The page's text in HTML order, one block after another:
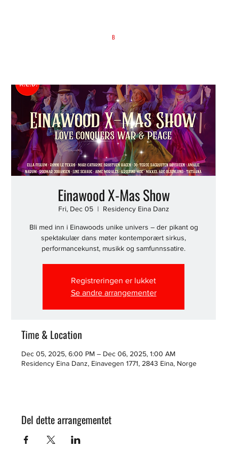
B
Einawood X-Mas Show
Fri, Dec 05
  |
Residency Eina Danz
Bli med inn i Einawoods unike univers – der pikant og
spektakulær dans møter kontemporært sirkus,
performancekunst, musikk og samfunnssatire.
Registreringen er lukket
Se andre arrangementer
Time & Location
Dec 05, 2025, 6:00 PM – Dec 06, 2025, 1:00 AM
Residency Eina Danz, Einavegen 1771, 2843 Eina, Norge
Del dette arrangementet